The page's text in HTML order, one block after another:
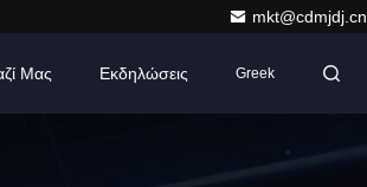
mkt@cdmjdj.cn
Μας Εκδηλώσεις Greek